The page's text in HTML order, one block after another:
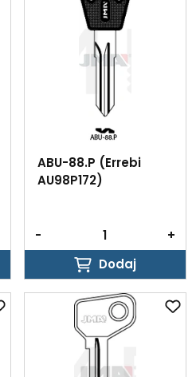
ABU-88.P (Errebi
AU98P172)
-
+
Dodaj
Dodaj